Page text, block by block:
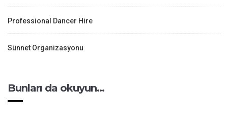
Professional Dancer Hire
Sünnet Organizasyonu
Bunları da okuyun…